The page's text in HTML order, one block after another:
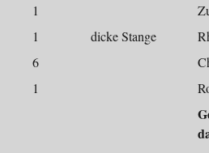
1
1
dicke Stange
6
1